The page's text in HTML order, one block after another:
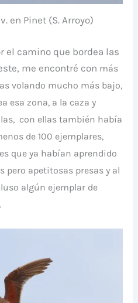
en Pinet (S. Arroyo)
el camino que bordea las
me encontré con más
volando mucho más bajo,
esa zona, a la caza y
con ellas también había
de 100 ejemplares,
que ya habían aprendido
pero apetitosas presas y al
algún ejemplar de